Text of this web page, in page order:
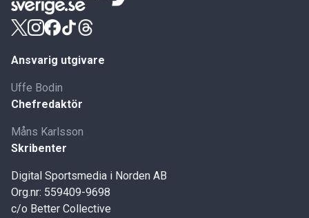
Ansvarig utgivare
Uffe Bodin
Chefredaktör
Måns Karlsson
Skribenter
Digital Sportsmedia i Norden AB
Org.nr: 559409-9698
c/o Better Collective